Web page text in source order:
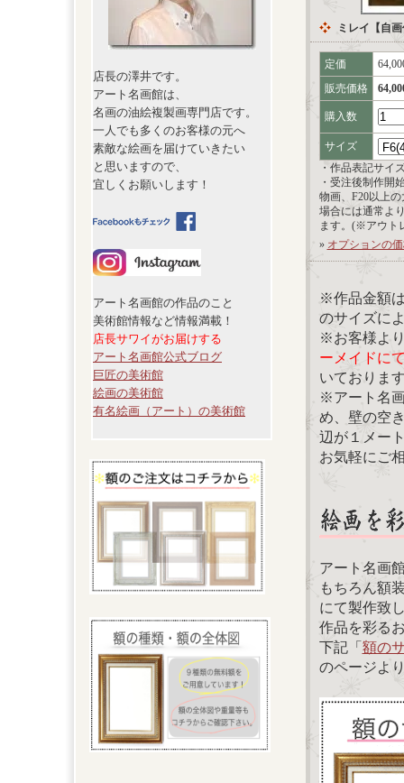
店長の澤井です。
アート名画館は、
名画の油絵複製画専門店です。
一人でも多くのお客様の元へ
素敵な絵画を届けていきたい
と思いますので、
宜しくお願いします！
アート名画館の作品のこと
美術館情報など情報満載！
店長サワイがお届けする
アート名画館公式ブログ
巨匠の美術館
絵画の美術館
有名絵画（アート）の美術館
ミレイ【自
定価
販売価格
購入数
サイズ
・作品表記サイ
・受注後制作開
物画、F20以上
場合には通常よ
ます。(※アウト
» オプションの
※作品金額
のサイズに
※お客様よ
ーメイドに
いておりま
※アート名
め、壁の空
辺が１メー
お気軽にご
アート名画
もちろん額
にて製作致
作品を彩る
下記「額の
のページよ